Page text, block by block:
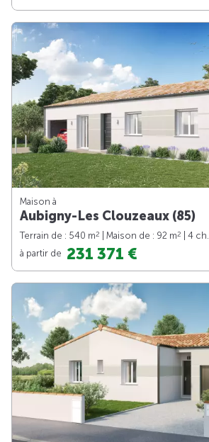
Maison à
Aubigny-Les Clouzeaux (85)
Terrain de : 540 m2 | Maison de : 92 m2
| 4 ch.
à partir de 231 371 €